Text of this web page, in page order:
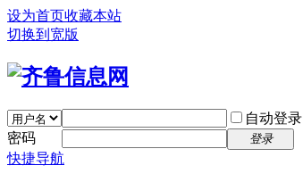
设为首页收藏本站
切换到宽版
自动登录
密码
登录
快捷导航